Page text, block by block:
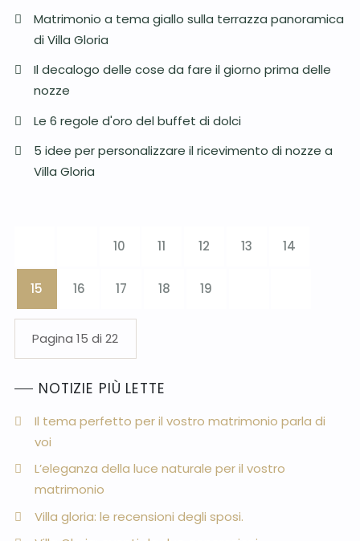
Matrimonio a tema giallo sulla terrazza panoramica
di Villa Gloria
Il decalogo delle cose da fare il giorno prima delle
nozze
Le 6 regole d'oro del buffet di dolci
5 idee per personalizzare il ricevimento di nozze a
Villa Gloria
Pagina 15 di 22
10 11 12 13 14
15 16 17 18 19
NOTIZIE PIÙ LETTE
Il tema perfetto per il vostro matrimonio parla di
voi
L’eleganza della luce naturale per il vostro
matrimonio
Villa gloria: le recensioni degli sposi.